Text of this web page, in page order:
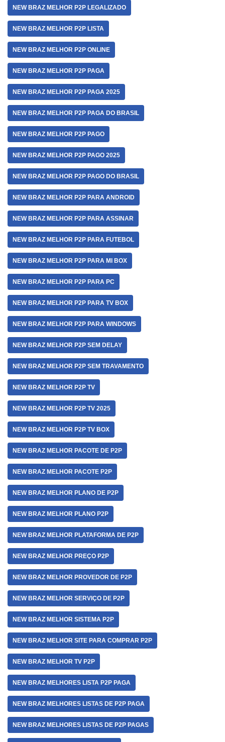
NEW BRAZ MELHOR P2P LEGALIZADO
NEW BRAZ MELHOR P2P LISTA
NEW BRAZ MELHOR P2P ONLINE
NEW BRAZ MELHOR P2P PAGA
NEW BRAZ MELHOR P2P PAGA 2025
NEW BRAZ MELHOR P2P PAGA DO BRASIL
NEW BRAZ MELHOR P2P PAGO
NEW BRAZ MELHOR P2P PAGO 2025
NEW BRAZ MELHOR P2P PAGO DO BRASIL
NEW BRAZ MELHOR P2P PARA ANDROID
NEW BRAZ MELHOR P2P PARA ASSINAR
NEW BRAZ MELHOR P2P PARA FUTEBOL
NEW BRAZ MELHOR P2P PARA MI BOX
NEW BRAZ MELHOR P2P PARA PC
NEW BRAZ MELHOR P2P PARA TV BOX
NEW BRAZ MELHOR P2P PARA WINDOWS
NEW BRAZ MELHOR P2P SEM DELAY
NEW BRAZ MELHOR P2P SEM TRAVAMENTO
NEW BRAZ MELHOR P2P TV
NEW BRAZ MELHOR P2P TV 2025
NEW BRAZ MELHOR P2P TV BOX
NEW BRAZ MELHOR PACOTE DE P2P
NEW BRAZ MELHOR PACOTE P2P
NEW BRAZ MELHOR PLANO DE P2P
NEW BRAZ MELHOR PLANO P2P
NEW BRAZ MELHOR PLATAFORMA DE P2P
NEW BRAZ MELHOR PREÇO P2P
NEW BRAZ MELHOR PROVEDOR DE P2P
NEW BRAZ MELHOR SERVIÇO DE P2P
NEW BRAZ MELHOR SISTEMA P2P
NEW BRAZ MELHOR SITE PARA COMPRAR P2P
NEW BRAZ MELHOR TV P2P
NEW BRAZ MELHORES LISTA P2P PAGA
NEW BRAZ MELHORES LISTAS DE P2P PAGA
NEW BRAZ MELHORES LISTAS DE P2P PAGAS